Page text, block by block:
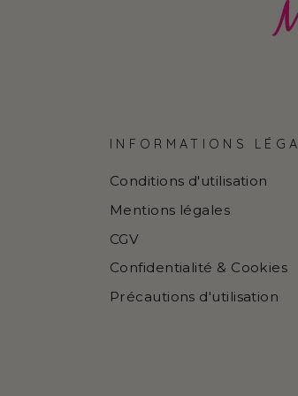
INFORMATIONS
Conditions d'utilisation
Mentions légales
CGV
Confidentialité & Cookies
Précautions d'utilisation